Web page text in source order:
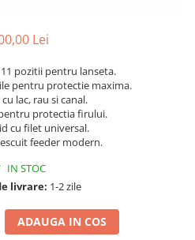
Lei
pozitii pentru lanseta.
pentru protectie maxima.
lac, rau si canal.
protectia firului.
cu filet universal.
feeder modern.
IN STOC
livrare: 1-2 zile
ADAUGA IN COS